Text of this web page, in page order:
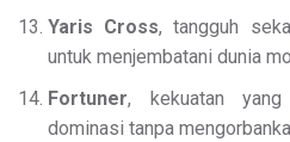
Yaris Cross, tangguh
untuk menjembatani dunia
Fortuner, kekuatan yang
dominasi tanpa